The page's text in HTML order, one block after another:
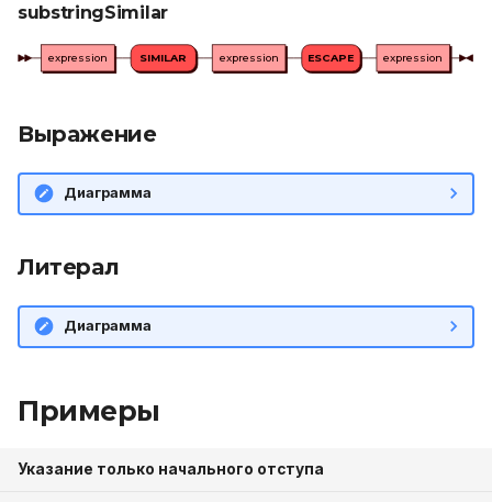
substringSimilar
expression SIMILAR expression ESCAPE expression
Выражение
Диаграмма
Литерал
Диаграмма
Примеры
Указание только начального отступа